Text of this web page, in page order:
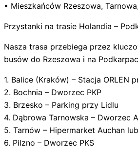
• Mieszkańców Rzeszowa,
Przystanki na trasie Holandia –
Nasza trasa przebiega przez
busów do Rzeszowa i na
1. Balice (Kraków) – Stacja ORLEN
2. Bochnia – Dworzec PKP
3. Brzesko – Parking przy Lidlu
4. Dąbrowa Tarnowska – Dworzec
5. Tarnów – Hipermarket Auchan
6. Pilzno – Dworzec PKS